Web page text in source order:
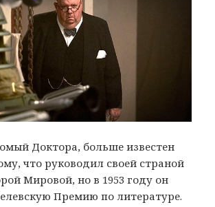
Доктора, больше известен
что руководил своей страной
Мировой, но в 1953 году он
Премию по литературе.